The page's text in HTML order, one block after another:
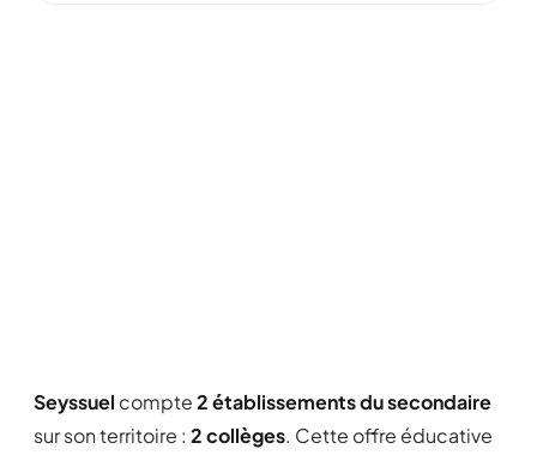
Seyssuel compte2 établissements du secondaire
sur son territoire : 2 collèges. Cette offre éducative